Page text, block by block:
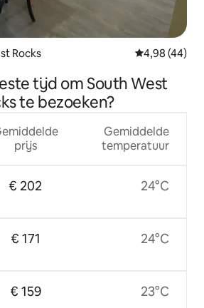
Rocks Gemiddelde
4,98 (44)
tijd om South West
te bezoeken?
prijs
€ 202
€ 171
€ 159
Gemiddelde
temperatuur
24°C
24°C
23°C